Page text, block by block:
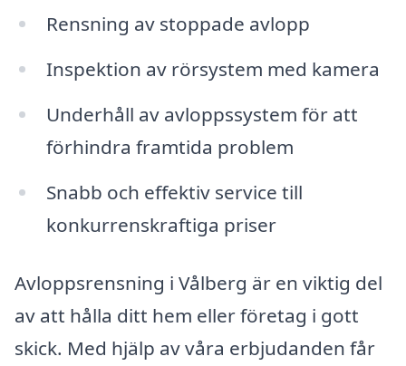
Rensning av stoppade avlopp
Inspektion av rörsystem med kamera
Underhåll av avloppssystem för att
förhindra framtida problem
Snabb och effektiv service till
konkurrenskraftiga priser
Avloppsrensning i Vålberg är en viktig del
av att hålla ditt hem eller företag i gott
skick. Med hjälp av våra erbjudanden får